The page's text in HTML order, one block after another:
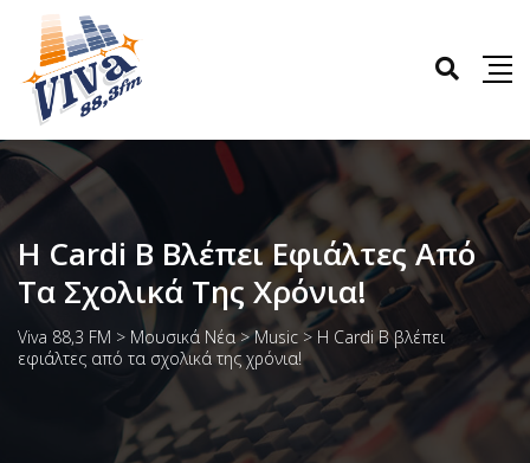
Η Cardi B Βλέπει Εφιάλτες Από
Τα Σχολικά Της Χρόνια!
Viva 88,3 FM > Μουσικά Νέα>Music > Η Cardi B βλέπει
εφιάλτες από τα σχολικά της χρόνια!